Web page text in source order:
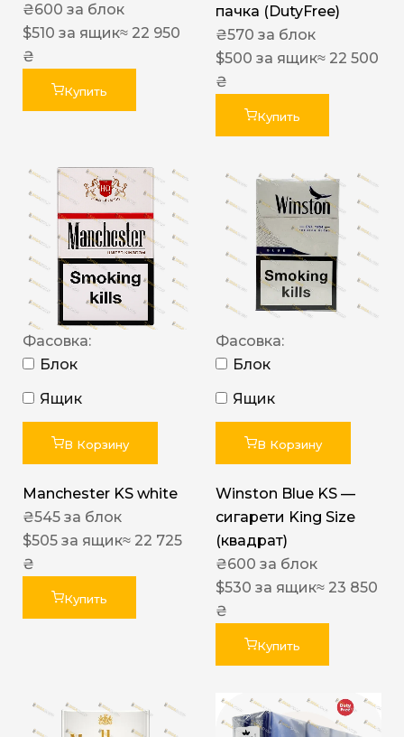
₴600 за блок
$510 за ящик≈ 22 950
₴
Купить
пачка (DutyFree)
₴570 за блок
$500 за ящик≈ 22 500
₴
Купить
Фасовка:
Блок
Ящик
В Корзину
Manchester KS white
₴545 за блок
$505 за ящик≈ 22 725
₴
Купить
Фасовка:
Блок
Ящик
В Корзину
Winston Blue KS —
сигарети King Size
(квадрат)
₴600 за блок
$530 за ящик≈ 23 850
₴
Купить